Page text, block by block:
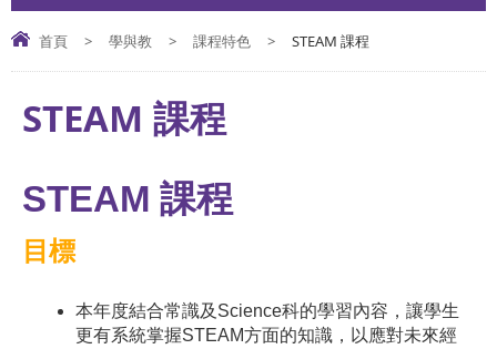
首頁 > 學與教 > 課程特色 > STEAM 課程
STEAM 課程
STEAM 課程
目標
本年度結合常識及Science科的學習內容，讓學生
更有系統掌握STEAM方面的知識，以應對未來經